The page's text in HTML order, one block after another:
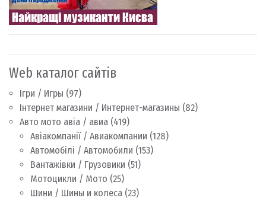
Web каталог сайтів
Ігри / Игры (97)
Інтернет магазини / Интернет-магазины (82)
Авто мото авіа / авиа (419)
Авіакомпанії / Авиакомпании (128)
Автомобілі / Автомобили (153)
Вантажівки / Грузовики (51)
Мотоцикли / Мото (25)
Шини / Шины и колеса (23)